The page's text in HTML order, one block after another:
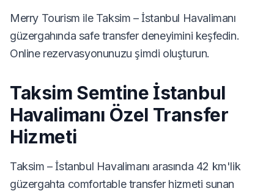
Merry Tourism ile Taksim – İstanbul Havalimanı
güzergahında safe transfer deneyimini keşfedin.
Online rezervasyonunuzu şimdi oluşturun.
Taksim Semtine İstanbul
Havalimanı Özel Transfer
Hizmeti
Taksim – İstanbul Havalimanı arasında 42 km'lik
güzergahta comfortable transfer hizmeti sunan